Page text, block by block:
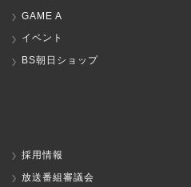
GAME A
イベント
BS朝日ショップ
採用情報
放送番組審議会